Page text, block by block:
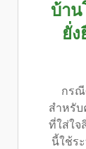
บ้า
ยั่
กรณี
สำหรั
ที่ใส่ใ
นี้ใช้ร